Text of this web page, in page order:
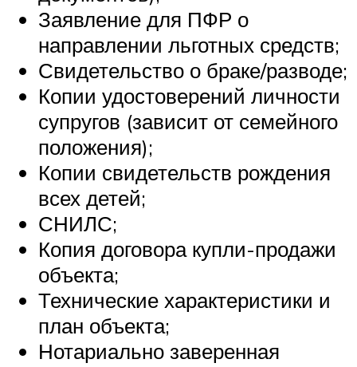
Заявление для ПФР о
направлении льготных средств;
Свидетельство о браке/разводе;
Копии удостоверений личности
супругов (зависит от семейного
положения);
Копии свидетельств рождения
всех детей;
СНИЛС;
Копия договора купли-продажи
объекта;
Технические характеристики и
план объекта;
Нотариально заверенная